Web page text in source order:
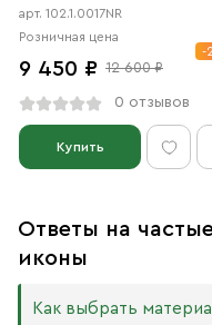
Матери в форме цаты»
чернение, родий
арт. 102.1.0017NR
Розничная цена
9 450 ₽ 12 600 ₽
-
0 отзывов
Купить
Ответы на
иконы
Как выбрать